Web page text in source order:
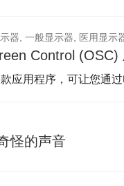
器, 一般显示器, 医用显示
应用程序，可让您通
怪的声音